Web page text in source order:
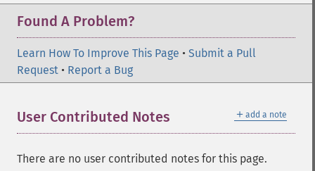
Found A Problem?
Learn How To Improve This Page • Submit a Pull
Request • Report a Bug
＋ add a note
User Contributed Notes
There are no user contributed notes for this page.